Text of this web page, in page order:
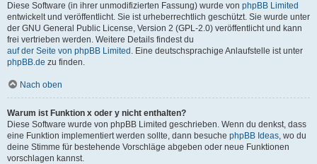
Diese Software (in ihrer unmodifizierten Fassung) wurde von phpBB Limited
entwickelt und veröffentlicht. Sie ist urheberrechtlich geschützt. Sie wurde unter
der GNU General Public License, Version 2 (GPL-2.0) veröffentlicht und kann
frei vertrieben werden. Weitere Details findest du
auf der Seite von phpBB Limited . Eine deutschsprachige Anlaufstelle ist unter
phpBB.de zu finden.
Nach oben
Warum ist Funktion x oder y nicht enthalten?
Diese Software wurde von phpBB Limited geschrieben. Wenn du denkst, dass
eine Funktion implementiert werden sollte, dann besuche phpBB Ideas, wo du
deine Stimme für bestehende Vorschläge abgeben oder neue Funktionen
vorschlagen kannst.